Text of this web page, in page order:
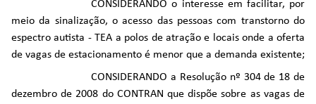
CONSIDERANDO o interesse em facilitar, por
meio da sinalização, o acesso das pessoas com transtorno do
espectro autista - TEA a polos de atração e locais onde a oferta
de vagas de estacionamento é menor que a demanda existente;
CONSIDERANDO a Resolução nº 304 de 18 de
dezembro de 2008 do CONTRAN que dispõe sobre as vagas de